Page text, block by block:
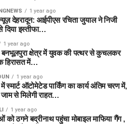
1 year ago
देहरादून: आईपीएस रचिता जुयाल ने निजी
दिया इस्तीफा…
1 year ago
बनभूलपुरा क्षेत्र में युवक की पत्थर से कुचलकर
हिरासत में…
1 year ago
स्मार्ट ऑटोमेटेड पार्किंग का कार्य अंतिम चरण में,
से मिलेगी राहत…
1 year ago
को ठगने बद्रीनाथ पहुंचा मोबाइल माफिया गैंग ,